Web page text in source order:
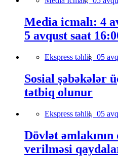
Media icmalı: 4
5 avqust saat
Ekspress təhlil, 05
Sosial şəbəkələr
tətbiq olunur
Ekspress təhlil, 05
Dövlət
verilməsi